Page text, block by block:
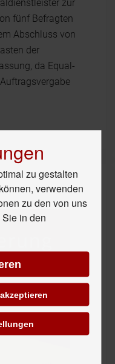
zur
fünf Befragten
Abschluss von
der
da Equal-
zu gestalten
verwenden
zu den von uns
in den